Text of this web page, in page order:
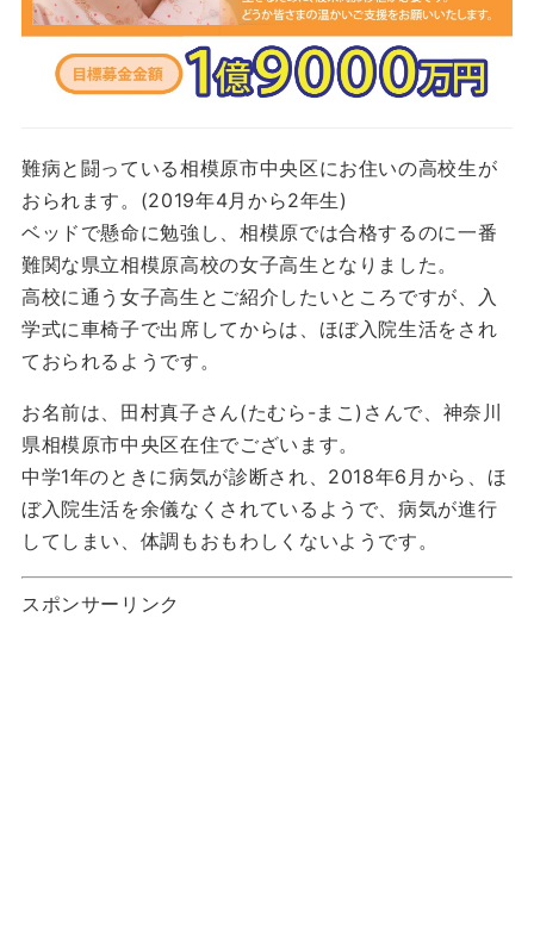
難病と闘っている相模原市中央区にお住いの高校生が
おられます。(2019年4月から2年生)
ベッドで懸命に勉強し、相模原では合格するのに一番
難関な県立相模原高校の女子高生となりました。
高校に通う女子高生とご紹介したいところですが、入
学式に車椅子で出席してからは、ほぼ入院生活をされ
ておられるようです。
お名前は、田村真子さん(たむら-まこ)さんで、神奈川
県相模原市中央区在住でございます。
中学1年のときに病気が診断され、2018年6月から、ほ
ぼ入院生活を余儀なくされているようで、病気が進行
してしまい、体調もおもわしくないようです。
スポンサーリンク